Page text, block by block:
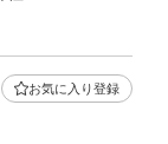
お気に入り登録